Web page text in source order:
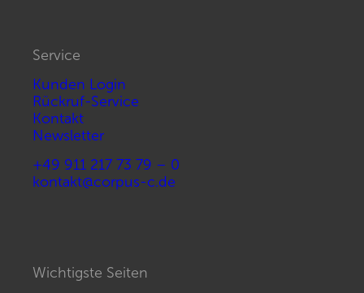
Service
Kunden Login
Rückruf-Service
Kontakt
Newsletter
+49 911 217 73 79 – 0
kontakt@corpus-c.de
Wichtigste Seiten